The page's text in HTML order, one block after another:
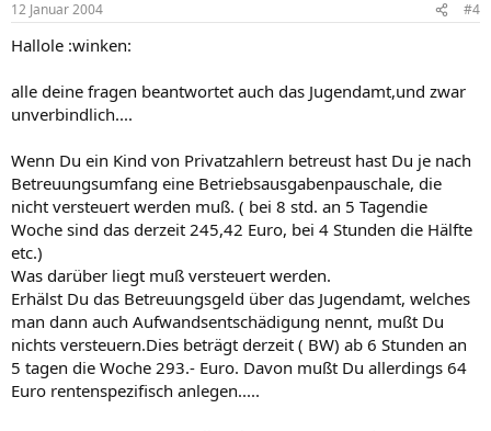
12 Januar 2004 #4
Hallole :winken:
alle deine fragen beantwortet auch das Jugendamt,und zwar
unverbindlich....
Wenn Du ein Kind von Privatzahlern betreust hast Du je nach
Betreuungsumfang eine Betriebsausgabenpauschale, die
nicht versteuert werden muß. ( bei 8 std. an 5 Tagendie
Woche sind das derzeit 245,42 Euro, bei 4 Stunden die Hälfte
etc.)
Was darüber liegt muß versteuert werden.
Erhälst Du das Betreuungsgeld über das Jugendamt, welches
man dann auch Aufwandsentschädigung nennt, mußt Du
nichts versteuern.Dies beträgt derzeit ( BW) ab 6 Stunden an
5 tagen die Woche 293.- Euro. Davon mußt Du allerdings 64
Euro rentenspezifisch anlegen.....